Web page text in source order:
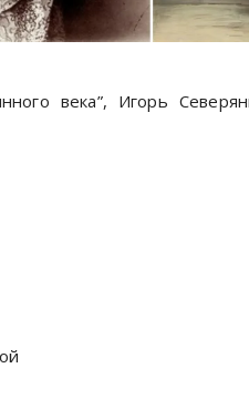
века”, Игорь